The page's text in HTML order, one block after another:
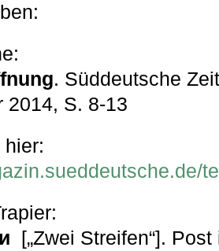
. Süddeutsche
2014, S. 8-13
[„Zwei Streifen“].